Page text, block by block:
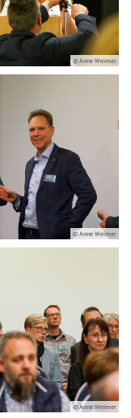
© Anne Weimer
© Anne Weimer
© Anne Weimer